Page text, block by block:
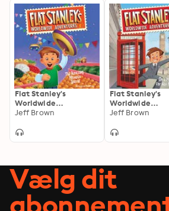
Flat Stanley's
Worldwide
Adventures #5: The
Secret
Jeff Brown
Flat Stanley's
Worldwide
Adventures
Majesty
Jeff Brown
Vælg dit